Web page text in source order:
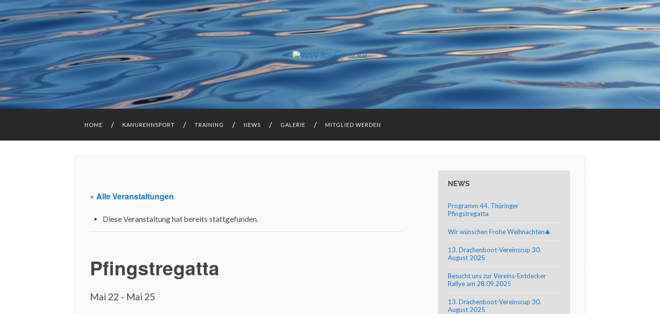
HOME KANURENNSPORT TRAINING NEWS GALERIE MITGLIED WERDEN
« Alle Veranstaltungen
Diese Veranstaltung hat bereits stattgefunden.
Pfingstregatta
Mai 22 - Mai 25
NEWS
Programm 44. Thüringer
Pfingstregatta
Wir wünschen Frohe Weihnachten🎄
13. Drachenboot-Vereinscup 30.
August 2025
Besucht uns zur Vereins-Entdecker
Rallye am 28.09.2025
13. Drachenboot-Vereinscup 30.
August 2025